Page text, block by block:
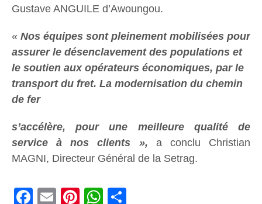
Gustave ANGUILE d’Awoungou.
« Nos équipes sont pleinement mobilisées pour
assurer le désenclavement des populations et
le soutien aux opérateurs économiques, par le
transport du fret. La modernisation du chemin
de fer
s’accélère, pour une meilleure qualité de
service à nos clients », a conclu Christian
MAGNI, Directeur Général de la Setrag.
Facebook
Email PinterestWhatsApp